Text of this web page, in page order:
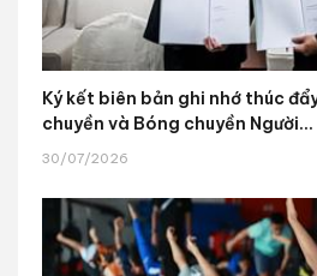
Ký kết biên bản ghi nhớ thúc
chuyền và Bóng chuyền Người...
30/07/2026